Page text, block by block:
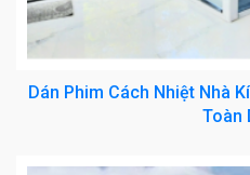
Dán Phim Cách Nhiệt Nhà
Toàn